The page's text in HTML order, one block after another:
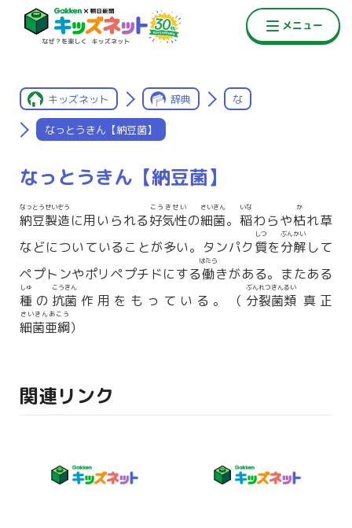
キッズネット 辞典 な
なっとうきん【納豆菌】
なっとうきん【納豆菌】
納豆
なっとう
製造
せいぞう
に用いられる好気性
こうきせい
の細菌
さいきん
。 稲
いな
わらや枯
か
れ草
などについていることが多い。タンパク質
しつ
を分解
ぶんかい
して
ペプトンやポリペプチドにする働
はたら
きがある。またある
種
しゅ
の 抗菌
こうきん
作用をもっている。（ 分裂菌類
ぶんれつきんるい
真正
細菌亜綱
さいきんあこう
）
関連リンク